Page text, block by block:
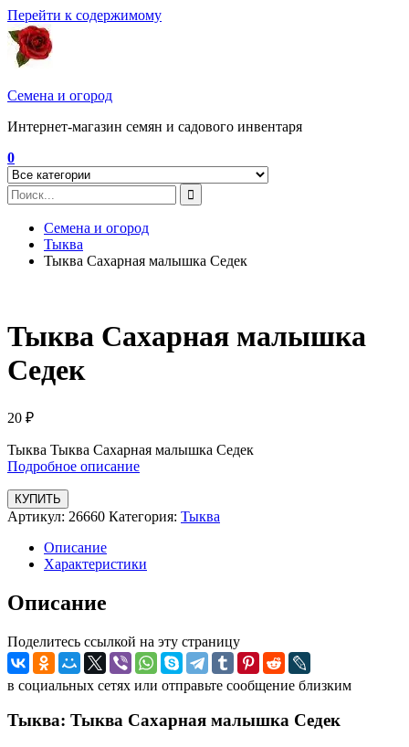
Перейти к содержимому
Семена и огород
Интернет-магазин семян и садового инвентаря
0
Семена и огород
Тыква
Тыква Сахарная малышка Седек
Тыква Сахарная малышка
Седек
20 ₽
Тыква Тыква Сахарная малышка Седек
Подробное описание
КУПИТЬ
Артикул: 26660 Категория: Тыква
Описание
Характеристики
Описание
Поделитесь ссылкой на эту страницу
в социальных сетях или отправьте сообщение близким
Тыква: Тыква Сахарная малышка Седек